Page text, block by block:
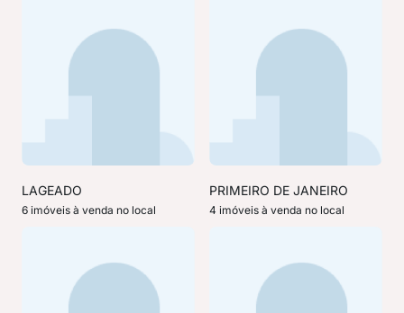
LAGEADO
6 imóveis à venda no local
PRIMEIRO DE JANEIRO
4 imóveis à venda no local